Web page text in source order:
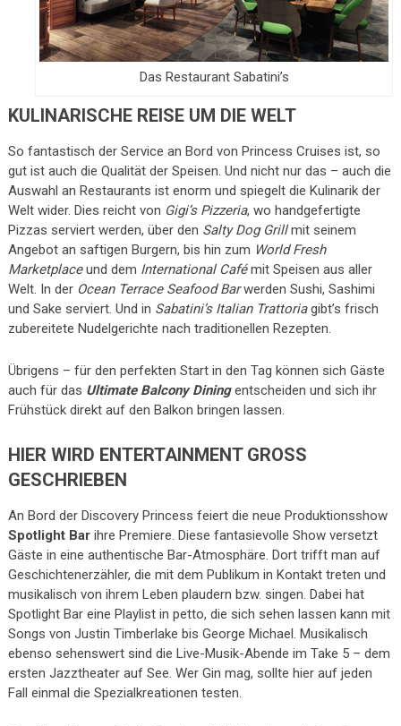
Das Restaurant Sabatini’s
KULINARISCHE REISE UM DIE WELT
So fantastisch der Service an Bord von Princess Cruises ist, so
gut ist auch die Qualität der Speisen. Und nicht nur das – auch die
Auswahl an Restaurants ist enorm und spiegelt die Kulinarik der
Welt wider. Dies reicht von Gigi’s Pizzeria, wo handgefertigte
Pizzas serviert werden, über den Salty Dog Grillmit seinem
Angebot an saftigen Burgern, bis hin zum World Fresh
Marketplaceund dem International Cafémit Speisen aus aller
Welt. In der Ocean Terrace Seafood Barwerden Sushi, Sashimi
und Sake serviert. Und in Sabatini’s Italian Trattoriagibt’s frisch
zubereitete Nudelgerichte nach traditionellen Rezepten.
Übrigens – für den perfekten Start in den Tag können sich Gäste
auch für das Ultimate Balcony Diningentscheiden und sich ihr
Frühstück direkt auf den Balkon bringen lassen.
HIER WIRD ENTERTAINMENT GROSS G
ESCHRIEBEN
An Bord der Discovery Princess feiert die neue Produktionsshow
Spotlight Barihre Premiere. Diese fantasievolle Show versetzt
Gäste in eine authentische Bar-Atmosphäre. Dort trifft man auf
Geschichtenerzähler, die mit dem Publikum in Kontakt treten und
musikalisch von ihrem Leben plaudern bzw. singen. Dabei hat
Spotlight Bar eine Playlist in petto, die sich sehen lassen kann mit
Songs von Justin Timberlake bis George Michael. Musikalisch
ebenso sehenswert sind die Live-Musik-Abende im Take 5 – dem
ersten Jazztheater auf See. Wer Gin mag, sollte hier auf jeden
Fall einmal die Spezialkreationen testen.